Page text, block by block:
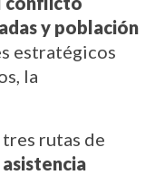
y población
estratégicos
la
rutas de
asistencia